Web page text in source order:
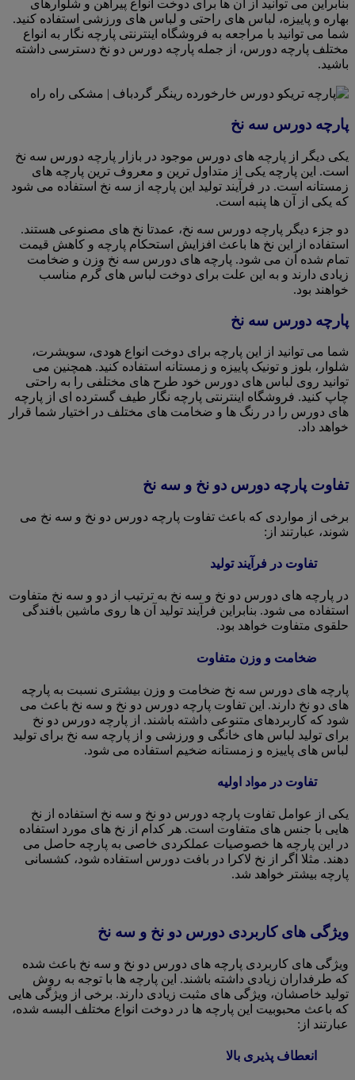
بنابراین می توانید از آن ها برای دوخت انواع پیراهن و شلوارهای
بهاره و پاییزه، لباس های راحتی و لباس های ورزشی استفاده کنید.
شما می توانید با مراجعه به فروشگاه اینترنتی پارچه نگار به انواع
مختلف پارچه دورس، از جمله پارچه دورس دو نخ دسترسی داشته
باشید.
پارچه دورس سه نخ
یکی دیگر از پارچه های دورس موجود در بازار پارچه دورس سه نخ
است. این پارچه یکی از متداول ترین و معروف ترین پارچه های
زمستانه است. در فرآیند تولید این پارچه از سه نخ استفاده می شود
که یکی از آن ها پنبه است.
دو جزء دیگر پارچه دورس سه نخ، عمدتا نخ های مصنوعی هستند.
استفاده از این نخ ها باعث افزایش استحکام پارچه و کاهش قیمت
تمام شده آن می شود. پارچه های دورس سه نخ وزن و ضخامت
زیادی دارند و به این علت برای دوخت لباس های گرم مناسب
خواهند بود.
پارچه دورس سه نخ
شما می توانید از این پارچه برای دوخت انواع هودی، سویشرت،
شلوار، بلوز و تونیک پاییزه و زمستانه استفاده کنید. همچنین می
توانید روی لباس های دورس خود طرح های مختلفی را به راحتی
چاپ کنید. فروشگاه اینترنتی پارچه نگار طیف گسترده ای از پارچه
های دورس را در رنگ ها و ضخامت های مختلف در اختیار شما قرار
خواهد داد.
تفاوت پارچه دورس دو نخ و سه نخ
برخی از مواردی که باعث تفاوت پارچه دورس دو نخ و سه نخ می
شوند، عبارتند از:
تفاوت در فرآیند تولید
در پارچه های دورس دو نخ و سه نخ به ترتیب از دو و سه نخ متفاوت
استفاده می شود. بنابراین فرآیند تولید آن ها روی ماشین بافندگی
حلقوی متفاوت خواهد بود.
ضخامت و وزن متفاوت
پارچه های دورس سه نخ ضخامت و وزن بیشتری نسبت به پارچه
های دو نخ دارند. این تفاوت پارچه دورس دو نخ و سه نخ باعث می
شود که کاربردهای متنوعی داشته باشند. از پارچه دورس دو نخ
برای تولید لباس های خانگی و ورزشی و از پارچه سه نخ برای تولید
لباس های پاییزه و زمستانه ضخیم استفاده می شود.
تفاوت در مواد اولیه
یکی از عوامل تفاوت پارچه دورس دو نخ و سه نخ استفاده از نخ
هایی با جنس های متفاوت است. هر کدام از نخ های مورد استفاده
در این پارچه ها خصوصیات عملکردی خاصی به پارچه حاصل می
دهند. مثلا اگر از نخ لاکرا در بافت دورس استفاده شود، کشسانی
پارچه بیشتر خواهد شد.
ویژگی های کاربردی دورس دو نخ و سه نخ
ویژگی های کاربردی پارچه های دورس دو نخ و سه نخ باعث شده
که طرفداران زیادی داشته باشند. این پارچه ها با توجه به روش
تولید خاصشان، ویژگی های مثبت زیادی دارند. برخی از ویژگی هایی
که باعث محبوبیت این پارچه ها در دوخت انواع مختلف البسه شده،
عبارتند از:
انعطاف پذیری بالا